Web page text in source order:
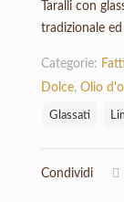
Taralli con
tradizionale
Categorie:
Dolce, Olio
Glassati
Condividi